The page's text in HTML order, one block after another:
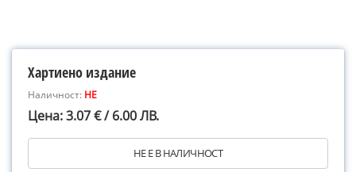
Хартиено издание
Наличност: НЕ
Цена: 3.07 € / 6.00 ЛВ.
НЕ Е В НАЛИЧНОСТ